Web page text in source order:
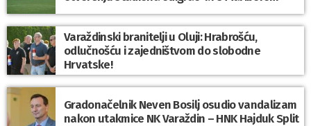
Varaždinski branitelji u Oluji: Hrabrošću,
odlučnošću i zajedništvom do slobodne
Hrvatske!
Gradonačelnik Neven Bosilj osudio vandalizam
nakon utakmice NK Varaždin – HNK Hajduk Split